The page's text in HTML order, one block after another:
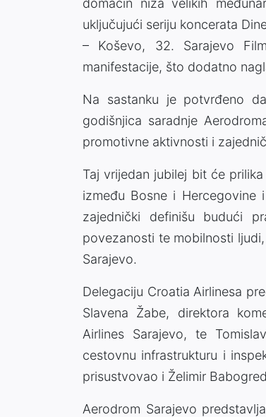
uključujući seriju koncerata
– Koševo, 32. Sarajevo
manifestacije, što dodatno
Na sastanku je potvrđeno
godišnjica saradnje
promotivne aktivnosti i
Taj vrijedan jubilej bit će
između Bosne i Hercegovine
zajednički definišu budući
povezanosti te mobilnosti
Sarajevo.
Delegaciju Croatia Airlinesa
Slavena Žabe, direktora
Airlines Sarajevo, te
cestovnu infrastrukturu i
prisustvovao i Želimir
Aerodrom Sarajevo